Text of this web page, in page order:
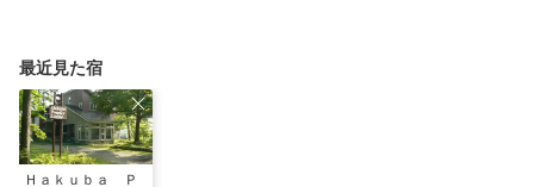
最近見た宿
Ｈａｋｕｂａ Ｐ